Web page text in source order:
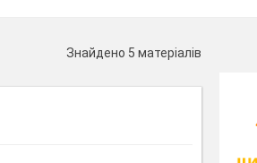
Знайдено 5 матеріалів